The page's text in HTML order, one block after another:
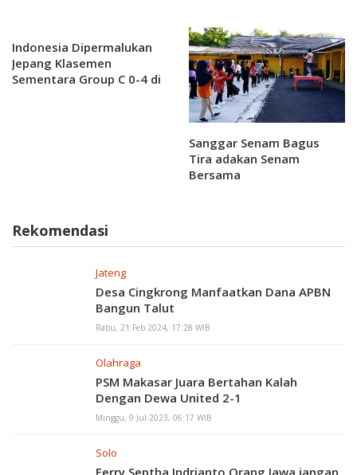
Indonesia Dipermalukan
Jepang Klasemen
Sementara Group C 0-4 di
Sanggar Senam Bagus
Tira adakan Senam
Bersama
Rekomendasi
Jateng
Desa Cingkrong Manfaatkan Dana APBN
Bangun Talut
Rabu, 21 Feb 2024, 17:28 WIB
Olahraga
PSM Makasar Juara Bertahan Kalah
Dengan Dewa United 2-1
Minggu, 9 Jul 2023, 06:17 WIB
Solo
Ferry Septha Indrianto Orang Jawa jangan